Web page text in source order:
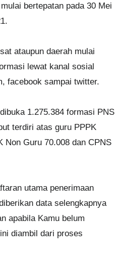
bertepatan pada 30 Mei
ataupun daerah mulai
lewat kanal sosial
facebook sampai twitter.
1.275.384 formasi PNS
terdiri atas guru PPPK
Non Guru 70.008 dan CPNS
utama penerimaan
data selengkapnya
apabila Kamu belum
diambil dari proses